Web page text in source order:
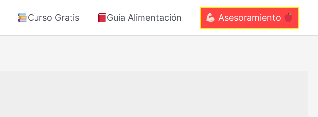
Curso Gratis Guía Alimentación Asesoramiento